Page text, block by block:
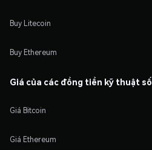
Buy Litecoin
Buy Ethereum
Giá của các đồng tiền kỹ thuật số
Giá Bitcoin
Giá Ethereum